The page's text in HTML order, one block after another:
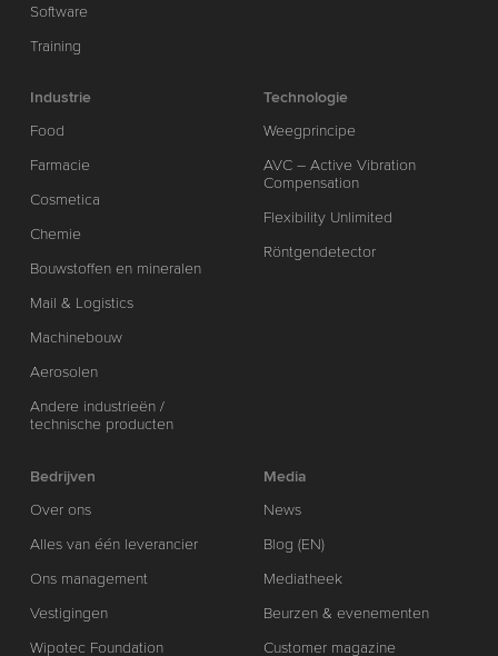
Software
Training
Industrie
Food
Farmacie
Cosmetica
Chemie
Bouwstoffen en mineralen
Mail & Logistics
Machinebouw
Aerosolen
Andere industrieën /
technische producten
Technologie
Weegprincipe
AVC – Active Vibration
Compensation
Flexibility Unlimited
Röntgendetector
Bedrijven
Over ons
Alles van één leverancier
Ons management
Vestigingen
Wipotec Foundation
Media
News
Blog (EN)
Mediatheek
Beurzen & evenementen
Customer magazine